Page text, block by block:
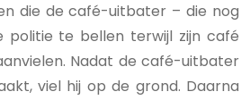
die de café-uitbater – die nog
politie te bellen terwijl zijn café
Nadat de café-uitbater
viel hij op de grond. Daarna